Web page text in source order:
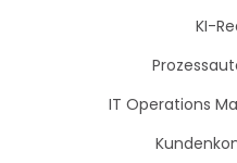
KI-
IT Operations